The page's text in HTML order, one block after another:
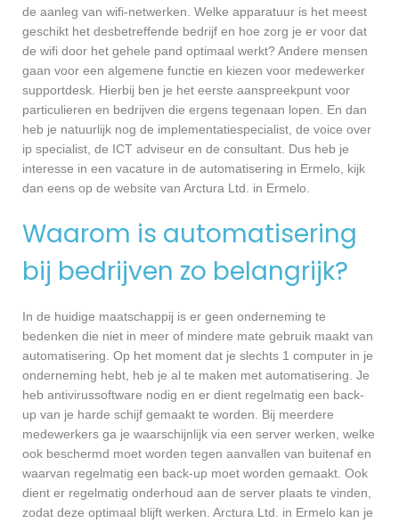
de aanleg van wifi-netwerken. Welke apparatuur is het meest
geschikt het desbetreffende bedrijf en hoe zorg je er voor dat
de wifi door het gehele pand optimaal werkt? Andere mensen
gaan voor een algemene functie en kiezen voor medewerker
supportdesk. Hierbij ben je het eerste aanspreekpunt voor
particulieren en bedrijven die ergens tegenaan lopen. En dan
heb je natuurlijk nog de implementatiespecialist, de voice over
ip specialist, de ICT adviseur en de consultant. Dus heb je
interesse in een vacature in de automatisering in Ermelo, kijk
dan eens op de website van Arctura Ltd. in Ermelo.
Waarom is automatisering
bij bedrijven zo belangrijk?
In de huidige maatschappij is er geen onderneming te
bedenken die niet in meer of mindere mate gebruik maakt van
automatisering. Op het moment dat je slechts 1 computer in je
onderneming hebt, heb je al te maken met automatisering. Je
heb antivirussoftware nodig en er dient regelmatig een back-
up van je harde schijf gemaakt te worden. Bij meerdere
medewerkers ga je waarschijnlijk via een server werken, welke
ook beschermd moet worden tegen aanvallen van buitenaf en
waarvan regelmatig een back-up moet worden gemaakt. Ook
dient er regelmatig onderhoud aan de server plaats te vinden,
zodat deze optimaal blijft werken. Arctura Ltd. in Ermelo kan je